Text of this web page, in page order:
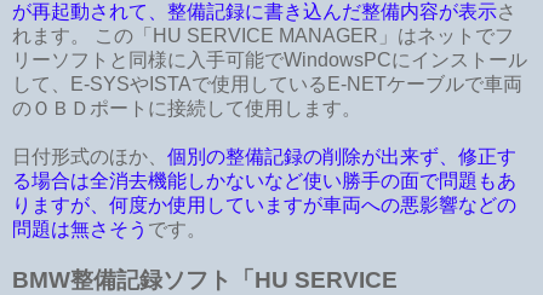
が再起動されて、整備記録に書き込んだ整備内容が表示さ
れます。 この「HU SERVICE MANAGER」はネットでフ
リーソフトと同様に入手可能でWindowsPCにインストール
して、E-SYSやISTAで使用しているE-NETケーブルで車両
のＯＢＤポートに接続して使用します。
日付形式のほか、 個別の整備記録の削除が出来ず、修正す
る場合は全消去機能しかないなど使い勝手の面で問題もあ
りますが、何度か使用していますが車両への悪影響などの
問題は無さそう です。
BMW整備記録ソフト「HU SERVICE